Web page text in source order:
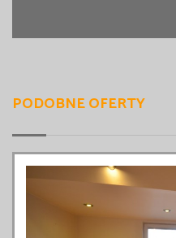
PODOBNE OFERTY